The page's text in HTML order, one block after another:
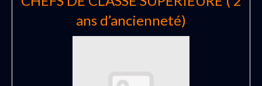
ans d’ancienneté)